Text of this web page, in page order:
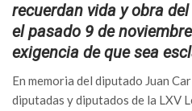
recuerdan vida y obra
el pasado 9 de
exigencia de que sea
En memoria del diputado Juan
diputadas y diputados de la LXV